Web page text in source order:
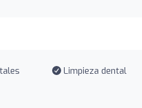
Limpieza dental